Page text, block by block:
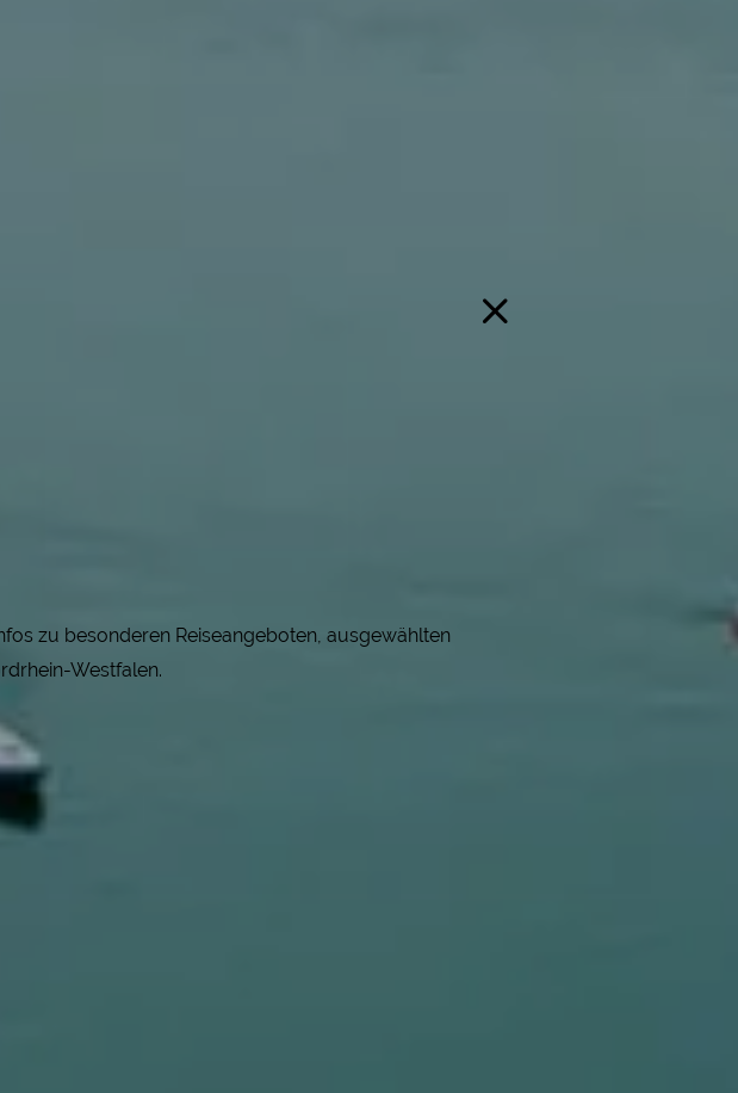
zu besonderen Reiseangeboten, ausgewählten
Westfalen.